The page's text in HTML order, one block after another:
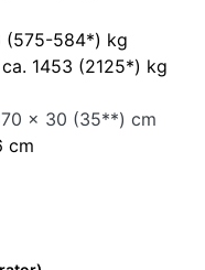
(575-584*) kg
1453 (2125*) kg
x 30 (35**) cm
cm